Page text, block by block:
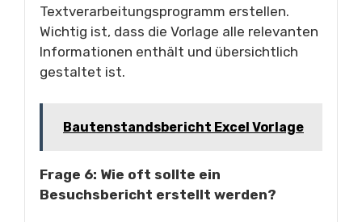
Textverarbeitungsprogramm erstellen.
Wichtig ist, dass die Vorlage alle relevanten
Informationen enthält und übersichtlich
gestaltet ist.
Bautenstandsbericht Excel Vorlage
Frage 6: Wie oft sollte ein
Besuchsbericht erstellt werden?